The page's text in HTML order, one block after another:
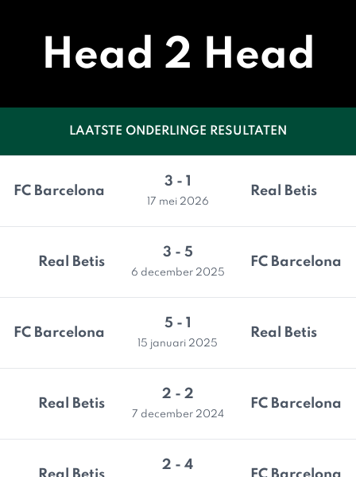
Head 2 Head
LAATSTE ONDERLINGE RESULTATEN
FC Barcelona
3 - 1
17 mei 2026
Real Betis
Real Betis
3 - 5
6 december 2025
FC Barcelona
FC Barcelona
5 - 1
15 januari 2025
Real Betis
Real Betis
2 - 2
7 december 2024
FC Barcelona
2 - 4